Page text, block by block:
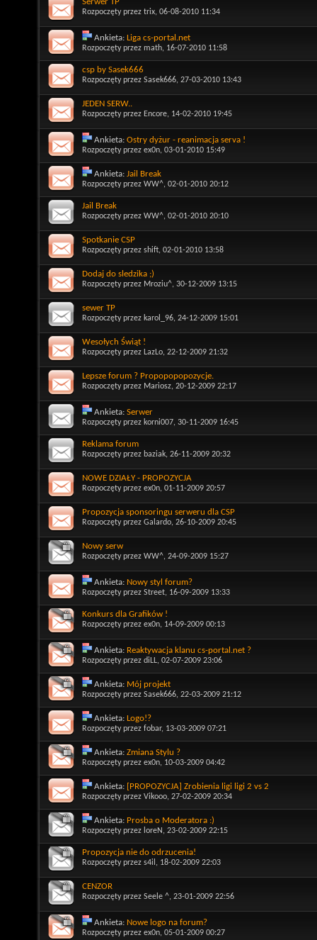
Rozpoczęty przez trix, 06-08-2010 11:34
Ankieta: Liga cs-portal.net
Rozpoczęty przez math, 16-07-2010 11:58
csp by Sasek666
Rozpoczęty przez Sasek666, 27-03-2010 13:43
JEDEN SERW..
Rozpoczęty przez Encore, 14-02-2010 19:45
Ankieta: Ostry dyżur - reanimacja serva !
Rozpoczęty przez ex0n, 03-01-2010 15:49
Ankieta: Jail Break
Rozpoczęty przez WW^, 02-01-2010 20:12
Jail Break
Rozpoczęty przez WW^, 02-01-2010 20:10
Spotkanie CSP
Rozpoczęty przez shift, 02-01-2010 13:58
Dodaj do sledzika ;)
Rozpoczęty przez Mroziu^, 30-12-2009 13:15
sewer TP
Rozpoczęty przez karol_96, 24-12-2009 15:01
Wesołych Świąt !
Rozpoczęty przez LazLo, 22-12-2009 21:32
Lepsze forum ? Propopopopozycje.
Rozpoczęty przez Mariosz, 20-12-2009 22:17
Ankieta: Serwer
Rozpoczęty przez korni007, 30-11-2009 16:45
Reklama forum
Rozpoczęty przez baziak, 26-11-2009 20:32
NOWE DZIAŁY - PROPOZYCJA
Rozpoczęty przez ex0n, 01-11-2009 20:57
Propozycja sponsoringu serweru dla CSP
Rozpoczęty przez Galardo, 26-10-2009 20:45
Nowy serw
Rozpoczęty przez WW^, 24-09-2009 15:27
Ankieta: Nowy styl forum?
Rozpoczęty przez Street, 16-09-2009 13:33
Konkurs dla Grafików !
Rozpoczęty przez ex0n, 14-09-2009 00:13
Ankieta: Reaktywacja klanu cs-portal.net ?
Rozpoczęty przez diLL, 02-07-2009 23:06
Ankieta: Mój projekt
Rozpoczęty przez Sasek666, 22-03-2009 21:12
Ankieta: Logo!?
Rozpoczęty przez fobar, 13-03-2009 07:21
Ankieta: Zmiana Stylu ?
Rozpoczęty przez ex0n, 10-03-2009 04:42
Ankieta: [PROPOZYCJA] Zrobienia ligi ligi 2 vs 2
Rozpoczęty przez Vikooo, 27-02-2009 20:34
Ankieta: Prosba o Moderatora :)
Rozpoczęty przez loreN , 23-02-2009 22:15
Propozycja nie do odrzucenia!
Rozpoczęty przez s4il , 18-02-2009 22:03
CENZOR
Rozpoczęty przez Seele ^, 23-01-2009 22:56
Ankieta: Nowe logo na forum?
Rozpoczęty przez ex0n, 05-01-2009 00:27